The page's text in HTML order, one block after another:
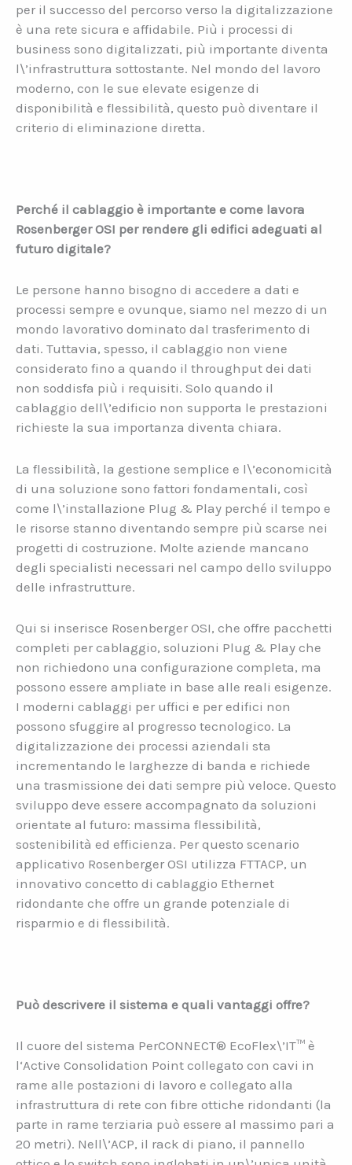
per il successo del percorso verso la digitalizzazione
è una rete sicura e affidabile. Più i processi di
business sono digitalizzati, più importante diventa
l\’infrastruttura sottostante. Nel mondo del lavoro
moderno, con le sue elevate esigenze di
disponibilità e flessibilità, questo può diventare il
criterio di eliminazione diretta.
Perché il cablaggio è importante e come lavora
Rosenberger OSI per rendere gli edifici adeguati al
futuro digitale?
Le persone hanno bisogno di accedere a dati e
processi sempre e ovunque, siamo nel mezzo di un
mondo lavorativo dominato dal trasferimento di
dati. Tuttavia, spesso, il cablaggio non viene
considerato fino a quando il throughput dei dati
non soddisfa più i requisiti. Solo quando il
cablaggio dell\’edificio non supporta le prestazioni
richieste la sua importanza diventa chiara.
La flessibilità, la gestione semplice e l\’economicità
di una soluzione sono fattori fondamentali, così
come l\’installazione Plug & Play perché il tempo e
le risorse stanno diventando sempre più scarse nei
progetti di costruzione. Molte aziende mancano
degli specialisti necessari nel campo dello sviluppo
delle infrastrutture.
Qui si inserisce Rosenberger OSI, che offre pacchetti
completi per cablaggio, soluzioni Plug & Play che
non richiedono una configurazione completa, ma
possono essere ampliate in base alle reali esigenze.
I moderni cablaggi per uffici e per edifici non
possono sfuggire al progresso tecnologico. La
digitalizzazione dei processi aziendali sta
incrementando le larghezze di banda e richiede
una trasmissione dei dati sempre più veloce. Questo
sviluppo deve essere accompagnato da soluzioni
orientate al futuro: massima flessibilità,
sostenibilità ed efficienza. Per questo scenario
applicativo Rosenberger OSI utilizza FTTACP, un
innovativo concetto di cablaggio Ethernet
ridondante che offre un grande potenziale di
risparmio e di flessibilità.
Può descrivere il sistema e quali vantaggi offre?
Il cuore del sistema PerCONNECT® EcoFlex\’IT™ è
l‘Active Consolidation Point collegato con cavi in
rame alle postazioni di lavoro e collegato alla
infrastruttura di rete con fibre ottiche ridondanti (la
parte in rame terziaria può essere al massimo pari a
20 metri). Nell\’ACP, il rack di piano, il pannello